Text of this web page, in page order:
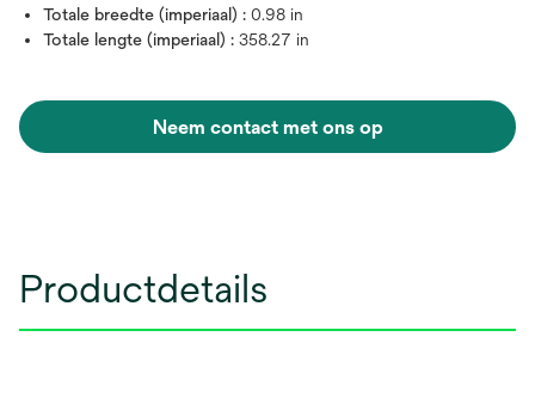
Totale breedte (imperiaal) : 0.98 in
Totale lengte (imperiaal) : 358.27 in
Neem contact met ons op
Productdetails